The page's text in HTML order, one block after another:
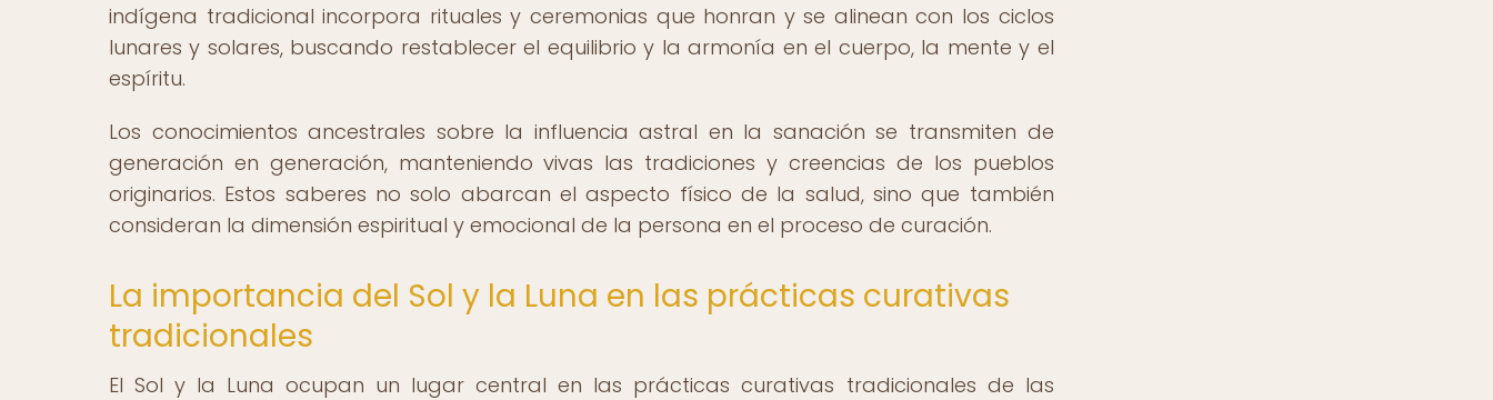
indígena tradicional incorpora rituales y ceremonias que honran y se alinean con los ciclos
lunares y solares, buscando restablecer el equilibrio y la armonía en el cuerpo, la mente y el
espíritu.
Los conocimientos ancestrales sobre la influencia astral en la sanación se transmiten de
generación en generación, manteniendo vivas las tradiciones y creencias de los pueblos
originarios. Estos saberes no solo abarcan el aspecto físico de la salud, sino que también
consideran la dimensión espiritual y emocional de la persona en el proceso de curación.
La importancia del Sol y la Luna en las prácticas curativas
tradicionales
El Sol y la Luna ocupan un lugar central en las prácticas curativas tradicionales de las